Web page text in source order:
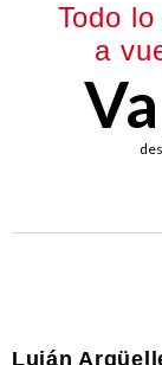
Todo
a
Luján